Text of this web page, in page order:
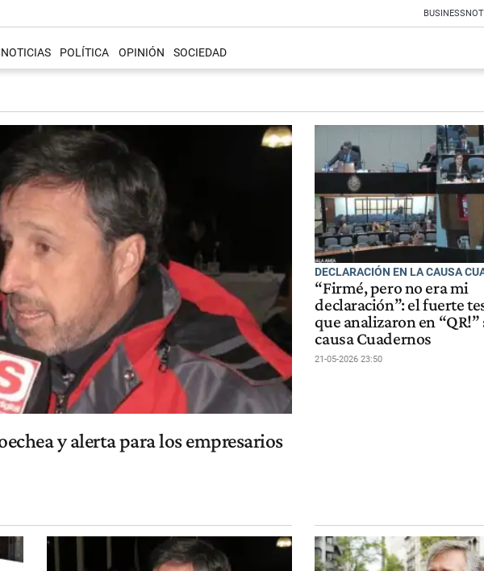
BUSINESS
POLÍTICA OPINIÓN SOCIEDAD
y alerta para los empresarios
DECLARACIÓN EN LA CAUSA
“Firmé, pero no era mi
declaración”: el fuerte
que analizaron en “QR!”
causa Cuadernos
21-05-2026 23:50